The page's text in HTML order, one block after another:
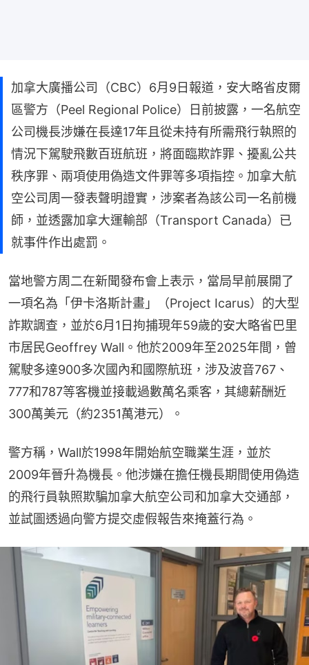
加拿大廣播公司（CBC）6月9日報道，安大略省皮爾
區警方（Peel Regional Police）日前披露，一名航空
公司機長涉嫌在長達17年且從未持有所需飛行執照的
情況下駕駛飛數百班航班，將面臨欺詐罪、擾亂公共
秩序罪、兩項使用偽造文件罪等多項指控。加拿大航
空公司周一發表聲明證實，涉案者為該公司一名前機
師，並透露加拿大運輸部（Transport Canada）已
就事件作出處罰。
當地警方周二在新聞發布會上表示，當局早前展開了
一項名為「伊卡洛斯計畫」（Project Icarus）的大型
詐欺調查，並於6月1日拘捕現年59歲的安大略省巴里
市居民Geoffrey Wall。他於2009年至2025年間，曾
駕駛多達900多次國內和國際航班，涉及波音767、
777和787等客機並接載過數萬名乘客，其總薪酬近
300萬美元（約2351萬港元）。
警方稱，Wall於1998年開始航空職業生涯，並於
2009年晉升為機長。他涉嫌在擔任機長期間使用偽造
的飛行員執照欺騙加拿大航空公司和加拿大交通部，
並試圖透過向警方提交虛假報告來掩蓋行為。